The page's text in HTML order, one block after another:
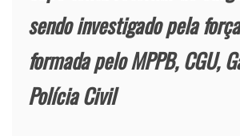
sendo investigado pela
formada pelo MPPB, CGU,
Polícia Civil